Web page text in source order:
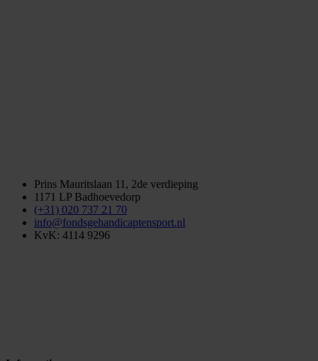
Prins Mauritslaan 11, 2de verdieping
1171 LP Badhoevedorp
(+31) 020 737 21 70
info@fondsgehandicaptensport.nl
KvK: 4114 9296